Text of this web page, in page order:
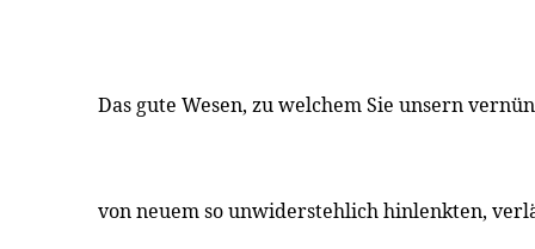
Das gute Wesen, zu welchem Sie unsern
von neuem so unwiderstehlich hinlenkten,